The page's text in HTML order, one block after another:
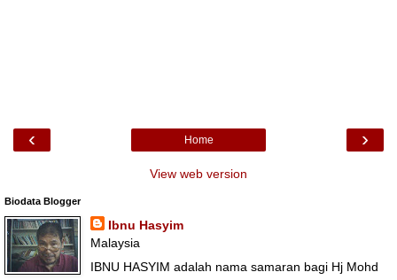
‹ ›
Home
View web version
Biodata Blogger
Ibnu Hasyim
Malaysia
IBNU HASYIM adalah nama samaran bagi Hj Mohd